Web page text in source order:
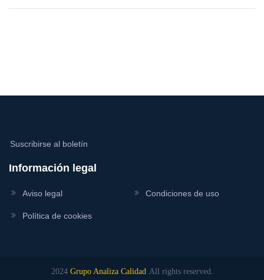
Suscribirse al boletín
Información legal
Aviso legal Condiciones de uso
Política de cookies
2024 Grupo Analiza Calidad All rights reserved.